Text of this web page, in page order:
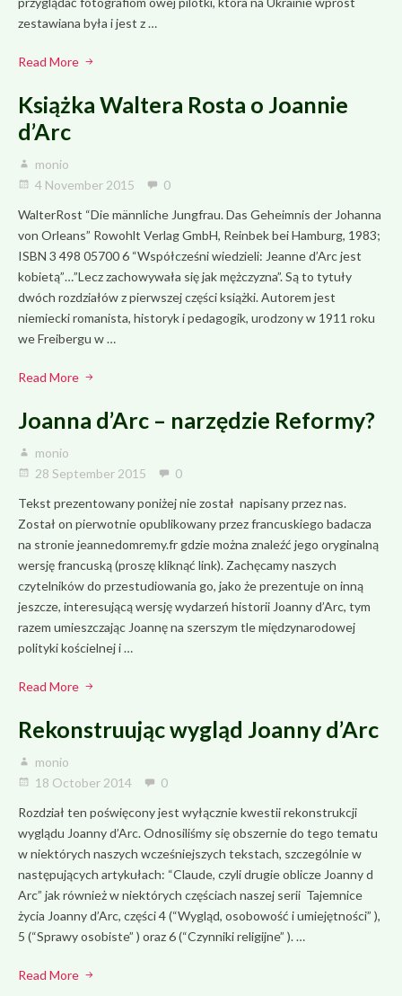
zestawiana była i jest z …
Read More
Książka Waltera Rosta o Joannie
d’Arc
monio
4 November 2015
0
WalterRost “Die männliche Jungfrau. Das Geheimnis der Johanna
von Orleans” Rowohlt Verlag GmbH, Reinbek bei Hamburg, 1983;
ISBN 3 498 05700 6 “Współcześni wiedzieli: Jeanne d’Arc jest
kobietą”…”Lecz zachowywała się jak mężczyzna”. Są to tytuły
dwóch rozdziałów z pierwszej części książki. Autorem jest
niemiecki romanista, historyk i pedagogik, urodzony w 1911 roku
we Freibergu w …
Read More
Joanna d’Arc – narzędzie Reformy?
monio
28 September 2015
0
Tekst prezentowany poniżej nie został napisany przez nas.
Został on pierwotnie opublikowany przez francuskiego badacza
na stronie jeannedomremy.fr gdzie można znaleźć jego oryginalną
wersję francuską (proszę kliknąć link). Zachęcamy naszych
czytelników do przestudiowania go, jako że prezentuje on inną
jeszcze, interesującą wersję wydarzeń historii Joanny d’Arc, tym
razem umieszczając Joannę na szerszym tle międzynarodowej
polityki kościelnej i …
Read More
Rekonstruując wygląd Joanny d’Arc
monio
18 October 2014
0
Rozdział ten poświęcony jest wyłącznie kwestii rekonstrukcji
wyglądu Joanny d’Arc. Odnosiliśmy się obszernie do tego tematu
w niektórych naszych wcześniejszych tekstach, szczególnie w
następujących artykułach: “Claude, czyli drugie oblicze Joanny d
Arc” jak również w niektórych częściach naszej serii Tajemnice
życia Joanny d’Arc, części 4 (“Wygląd, osobowość i umiejętności” ),
5 (“Sprawy osobiste” ) oraz 6 (“Czynniki religijne” ). …
Read More